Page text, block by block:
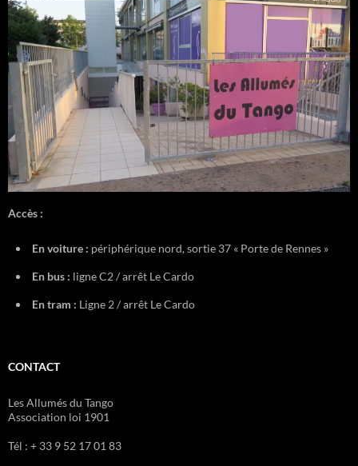
Accès :
En voiture : périphérique nord, sortie 37 « Porte de Rennes »
En bus : ligne C2 / arrêt Le Cardo
En tram : Ligne 2 / arrêt Le Cardo
CONTACT
Les Allumés du Tango
Association loi 1901
Tél : + 33 9 52 17 01 83